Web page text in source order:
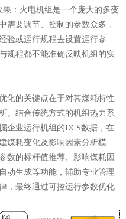
：火电机组是一个庞大的多变
需要调节、控制的参数众多，
验或运行规程去设置运行参
规程都不能准确反映机组的实
化的关键点在于对其煤耗特性
。结合传统方式的机组热力系
企业运行机组的DCS数据，在
煤耗变化及影响因素分析模
数的标杆值推荐、影响煤耗因
动生成等功能，辅助专业管理
，最终通过可控运行参数优化